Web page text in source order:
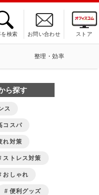
を検索 お問い合わせ ストア
整理・効率
ら探す
ス
コスパ
れ対策
ストレス対策
おしゃれ
便利グッズ